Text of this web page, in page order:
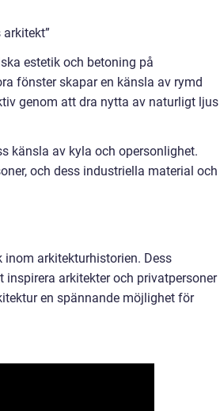
estetik och betoning på
fönster skapar en känsla av rymd
genom att dra nytta av naturligt ljus
känsla av kyla och opersonlighet.
och dess industriella material och
arkitekturhistorien. Dess
arkitekter och privatpersoner
en spännande möjlighet för